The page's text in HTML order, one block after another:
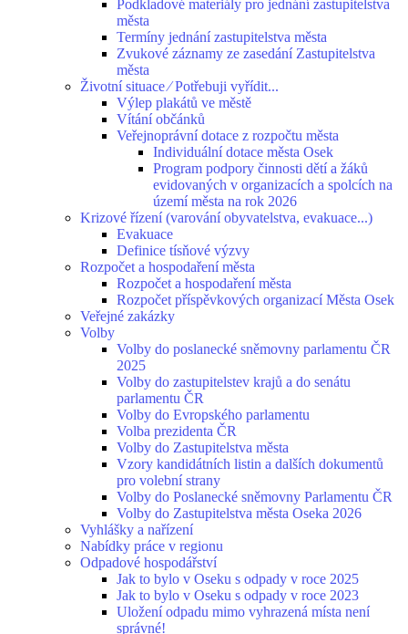
Podkladové materiály pro jednání zastupitelstva
města
Termíny jednání zastupitelstva města
Zvukové záznamy ze zasedání Zastupitelstva
města
Životní situace ⁄ Potřebuji vyřídit...
Výlep plakátů ve městě
Vítání občánků
Veřejnoprávní dotace z rozpočtu města
Individuální dotace města Osek
Program podpory činnosti dětí a žáků
evidovaných v organizacích a spolcích na
území města na rok 2026
Krizové řízení (varování obyvatelstva, evakuace...)
Evakuace
Definice tísňové výzvy
Rozpočet a hospodaření města
Rozpočet a hospodaření města
Rozpočet příspěvkových organizací Města Osek
Veřejné zakázky
Volby
Volby do poslanecké sněmovny parlamentu ČR
2025
Volby do zastupitelstev krajů a do senátu
parlamentu ČR
Volby do Evropského parlamentu
Volba prezidenta ČR
Volby do Zastupitelstva města
Vzory kandidátních listin a dalších dokumentů
pro volební strany
Volby do Poslanecké sněmovny Parlamentu ČR
Volby do Zastupitelstva města Oseka 2026
Vyhlášky a nařízení
Nabídky práce v regionu
Odpadové hospodářství
Jak to bylo v Oseku s odpady v roce 2025
Jak to bylo v Oseku s odpady v roce 2023
Uložení odpadu mimo vyhrazená místa není
správné!